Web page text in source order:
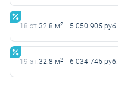
18 эт.32.8 м2 5 050 905 руб.
19 эт.32.8 м2 6 034 745 руб.